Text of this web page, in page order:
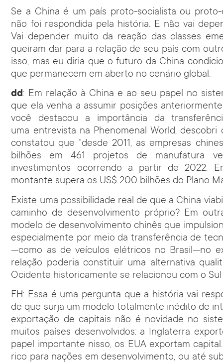
Se a China é um país proto-socialista ou
não foi respondida pela história. E não vai
Vai depender muito da reação das classes
queiram dar para a relação de seu país com
isso, mas eu diria que o futuro da China
que permanecem em aberto no cenário global.
dd: Em relação à China e ao seu papel no
que ela venha a assumir posições
você destacou a importância da
uma entrevista na Phenomenal World,
constatou que “desde 2011, as empresas
bilhões em 461 projetos de manufatura
investimentos ocorrendo a partir de 2022.
montante supera os US$ 200 bilhões do Plano
Existe uma possibilidade real de que a China
caminho de desenvolvimento próprio? Em
modelo de desenvolvimento chinês que
especialmente por meio da transferência de
—como as de veículos elétricos no Brasil—no
relação poderia constituir uma alternativa
Ocidente historicamente se relacionou com o
FH: Essa é uma pergunta que a história vai
de que surja um modelo totalmente inédito de
exportação de capitais não é novidade no
muitos países desenvolvidos: a Inglaterra
papel importante nisso, os EUA exportam
rico para nações em desenvolvimento, ou até